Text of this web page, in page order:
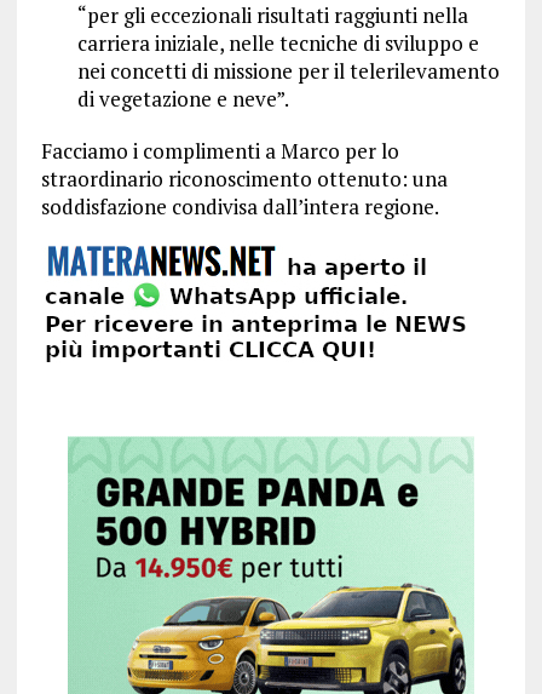
“per gli eccezionali risultati raggiunti nella
carriera iniziale, nelle tecniche di sviluppo e
nei concetti di missione per il telerilevamento
di vegetazione e neve”.
Facciamo i complimenti a Marco per lo
straordinario riconoscimento ottenuto: una
soddisfazione condivisa dall’intera regione.